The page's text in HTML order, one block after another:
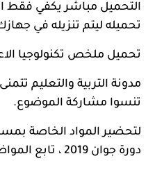
التحميل مباشر يكفي فقط
تحميله ليتم تنزيله في
تحميل ملخص تكنولوجيا
مدونة التربية والتعليم
تنسوا مشاركة الموضوع.
لتحضير المواد الخاصة
دورة جوان 2019 ، تابع المواضيع التالية :